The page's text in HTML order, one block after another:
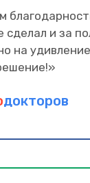
и за
на
докторов